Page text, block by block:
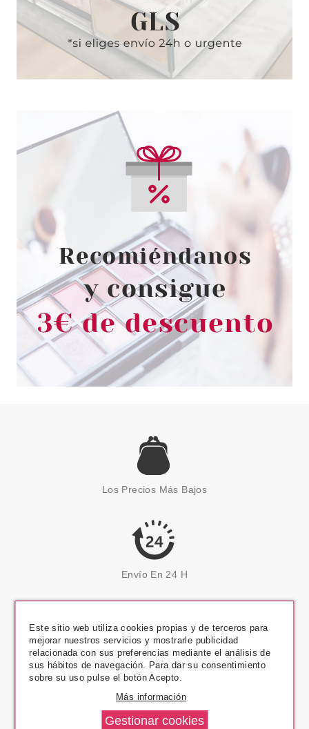
Los Precios Más Bajos
Envío En 24 H
Pago Seguro
Este sitio web utiliza cookies propias y de terceros para
mejorar nuestros servicios y mostrarle publicidad
relacionada con sus preferencias mediante el análisis de
sus hábitos de navegación. Para dar su consentimiento
sobre su uso pulse el botón Acepto.
Más información